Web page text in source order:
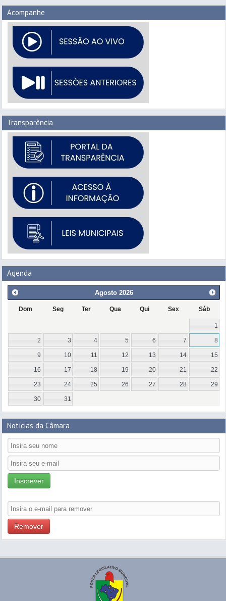
Acompanhe
Transparência
Agenda
Agosto 2026
Dom Seg Ter Qua Qui Sex Sáb
1
2 3 4 5 6 7 8
9 10 11 12 13 14 15
16 17 18 19 20 21 22
23 24 25 26 27 28 29
30 31
Notícias da Câmara
Inscrever
Remover